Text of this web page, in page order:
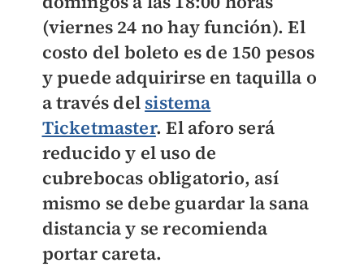
(viernes 24 no hay función). El
costo del boleto es de 150 pesos
y puede adquirirse en taquilla o
a través del sistema
Ticketmaster. El aforo será
reducido y el uso de
cubrebocas obligatorio, así
mismo se debe guardar la sana
distancia y se recomienda
portar careta.